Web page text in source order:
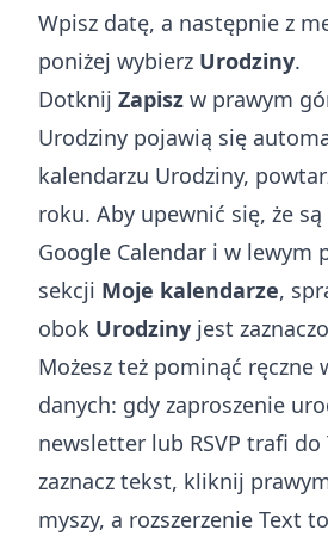
Wpisz datę, a następnie z
poniżej wybierz Urodziny.
Dotknij Zapisz w prawym
Urodziny pojawią się
kalendarzu Urodziny,
roku. Aby upewnić się, że
Google Calendar i w lewym
sekcji Moje kalendarze,
obok Urodziny jest
Możesz też pominąć ręczne
danych: gdy zaproszenie
newsletter lub RSVP trafi
zaznacz tekst, kliknij
myszy, a rozszerzenie Text